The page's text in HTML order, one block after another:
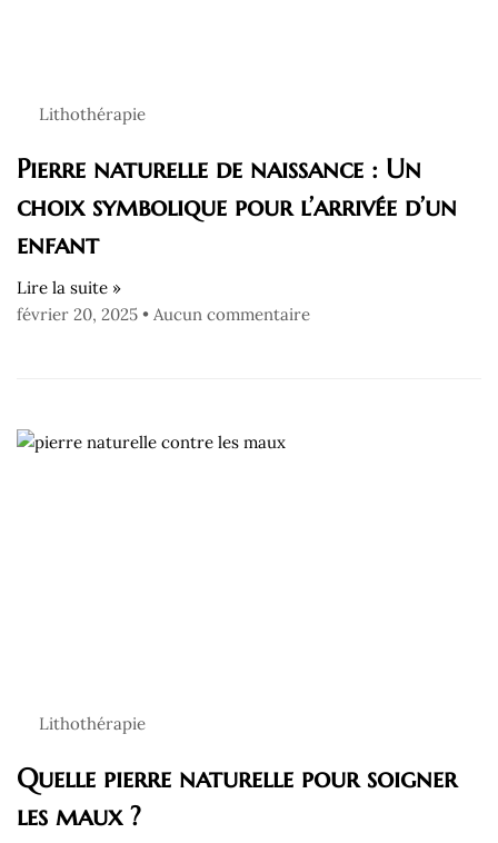
Lithothérapie
Pierre naturelle de naissance : Un
choix symbolique pour l’arrivée d’un
enfant
Lire la suite »
février 20, 2025
Aucun commentaire
Lithothérapie
Quelle pierre naturelle pour soigner
les maux ?